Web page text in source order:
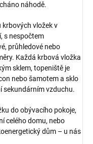
náhodě.
krbových vložek v
s nespočtem
průhledové nebo
Každá krbová vložka
sklem, topeniště je
nebo šamotem a sklo
sekundárním vzduchu.
do obývacího pokoje,
celého domu, nebo
dům – u nás